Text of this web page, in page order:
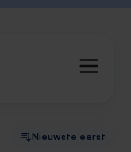
Nieuwste eerst